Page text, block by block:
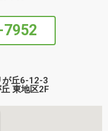
が丘6-12-3
東地区2F